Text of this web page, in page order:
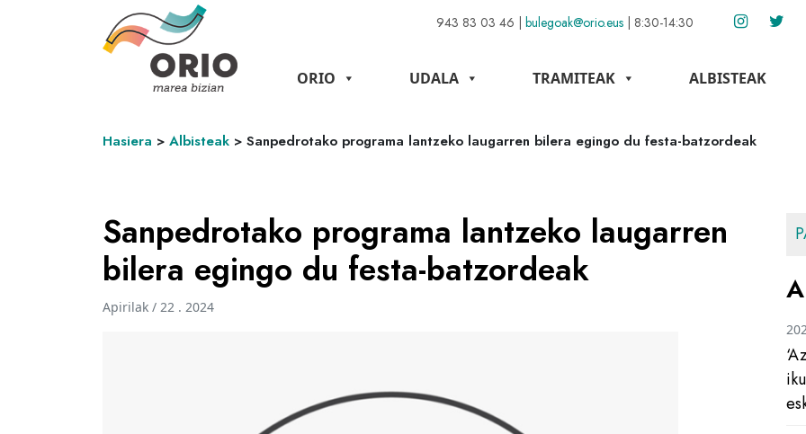
943 83 03 46 | bulegoak@orio.eus | 8:30-14:30
ORIO UDALA TRAMITEAK ALBISTEAK
Hasiera > Albisteak > Sanpedrotako programa lantzeko laugarren bilera egingo du festa-batzordeak
Sanpedrotako programa lantzeko laugarren
bilera egingo du festa-batzordeak
Apirilak / 22 . 2024